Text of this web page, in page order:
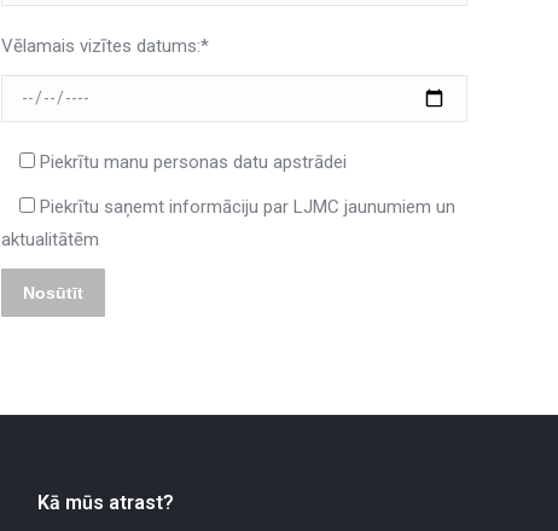
Vēlamais vizītes datums:*
Piekrītu manu personas datu apstrādei
Piekrītu saņemt informāciju par LJMC jaunumiem un
aktualitātēm
Kā mūs atrast?